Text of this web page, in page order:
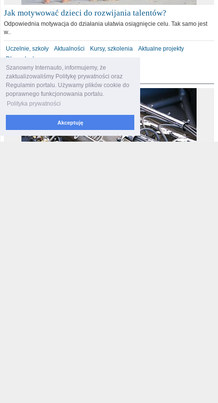
Szanowny Internauto, informujemy, że
zaktualizowaliśmy Politykę prywatności oraz
Regulamin portalu. Używamy plików cookie do
poprawnego funkcjonowania portalu.
Polityka prywatności
Akceptuję
Jak motywować dzieci do rozwijania talentów?
Odpowiednia motywacja do działania ułatwia osiągnięcie celu. Tak samo jest
w..
Uczelnie, szkoły Aktualności Kursy, szkolenia
Aktualne projekty
Dla malucha
motoryzacja